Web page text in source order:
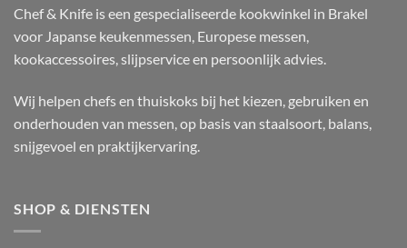
Chef & Knife is een gespecialiseerde kookwinkel in Brakel
voor Japanse keukenmessen, Europese messen,
kookaccessoires, slijpservice en persoonlijk advies.
Wij helpen chefs en thuiskoks bij het kiezen, gebruiken en
onderhouden van messen, op basis van staalsoort, balans,
snijgevoel en praktijkervaring.
SHOP & DIENSTEN